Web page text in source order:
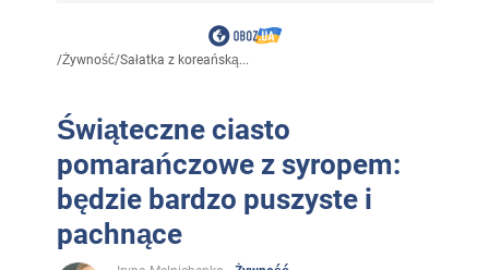
/Żywność/Sałatka z koreańską...
Świąteczne ciasto
pomarańczowe z syropem:
będzie bardzo puszyste i
pachnące